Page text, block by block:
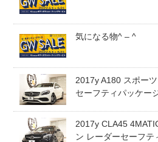
気になる物^ – ^
2017y A180 スポー
セーフティパッケー
2017y CLA45
ン レーダーセーフテ